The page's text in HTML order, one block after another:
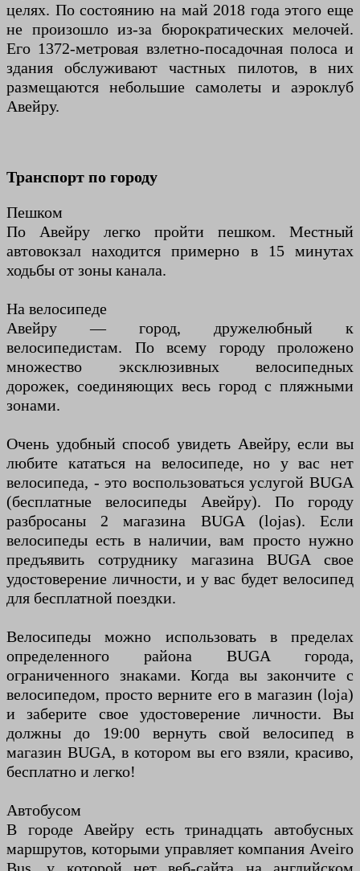
целях. По состоянию на май 2018 года этого еще
не произошло из-за бюрократических мелочей.
Его 1372-метровая взлетно-посадочная полоса и
здания обслуживают частных пилотов, в них
размещаются небольшие самолеты и аэроклуб
Авейру.
Транспорт по городу
Пешком
По Авейру легко пройти пешком. Местный
автовокзал находится примерно в 15 минутах
ходьбы от зоны канала.
На велосипеде
Авейру — город, дружелюбный к
велосипедистам. По всему городу проложено
множество эксклюзивных велосипедных
дорожек, соединяющих весь город с пляжными
зонами.
Очень удобный способ увидеть Авейру, если вы
любите кататься на велосипеде, но у вас нет
велосипеда, - это воспользоваться услугой BUGA
(бесплатные велосипеды Авейру). По городу
разбросаны 2 магазина BUGA (lojas). Если
велосипеды есть в наличии, вам просто нужно
предъявить сотруднику магазина BUGA свое
удостоверение личности, и у вас будет велосипед
для бесплатной поездки.
Велосипеды можно использовать в пределах
определенного района BUGA города,
ограниченного знаками. Когда вы закончите с
велосипедом, просто верните его в магазин (loja)
и заберите свое удостоверение личности. Вы
должны до 19:00 вернуть свой велосипед в
магазин BUGA, в котором вы его взяли, красиво,
бесплатно и легко!
Автобусом
В городе Авейру есть тринадцать автобусных
маршрутов, которыми управляет компания Aveiro